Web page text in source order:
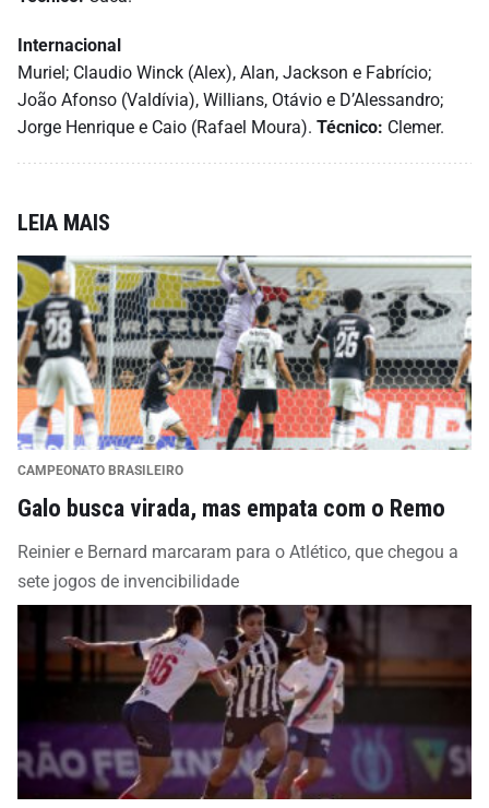
Internacional
Muriel; Claudio Winck (Alex), Alan, Jackson e Fabrício;
João Afonso (Valdívia), Willians, Otávio e D’Alessandro;
Jorge Henrique e Caio (Rafael Moura). Técnico: Clemer.
LEIA MAIS
CAMPEONATO BRASILEIRO
Galo busca virada, mas empata com o Remo
Reinier e Bernard marcaram para o Atlético, que chegou a
sete jogos de invencibilidade